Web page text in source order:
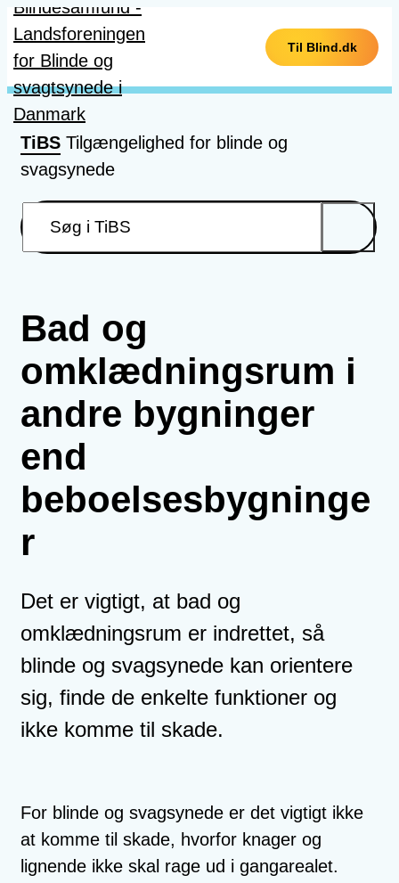
Gå til hovedindhold
Til Blind.dk
TiBS Tilgængelighed for blinde og
svagsynede
Bad og
omklædningsrum i
andre bygninger
end
beboelsesbygninge
r
Det er vigtigt, at bad og
omklædningsrum er indrettet, så
blinde og svagsynede kan orientere
sig, finde de enkelte funktioner og
ikke komme til skade.
For blinde og svagsynede er det vigtigt ikke
at komme til skade, hvorfor knager og
lignende ikke skal rage ud i gangarealet.